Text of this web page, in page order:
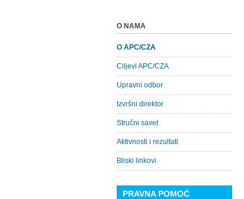
O NAMA
O APC/CZA
Ciljevi APC/CZA
Upravni odbor
Izvršni direktor
Stručni savet
Aktivnosti i rezultati
Bliski linkovi
PRAVNA POMOĆ